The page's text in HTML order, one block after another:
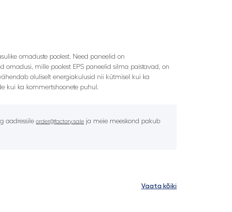
omaduste poolest. Need paneelid on
mille poolest EPS paneelid silma paistavad, on
oluliselt energiakulusid nii kütmisel kui ka
kui ka kommertshoonete puhul.
aadressile order@factory.sale ja meie meeskond pakub
Vaata kõiki